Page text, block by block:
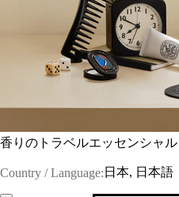
香りのトラベルエッセンシャル
Country / Language: 日本, 日本語